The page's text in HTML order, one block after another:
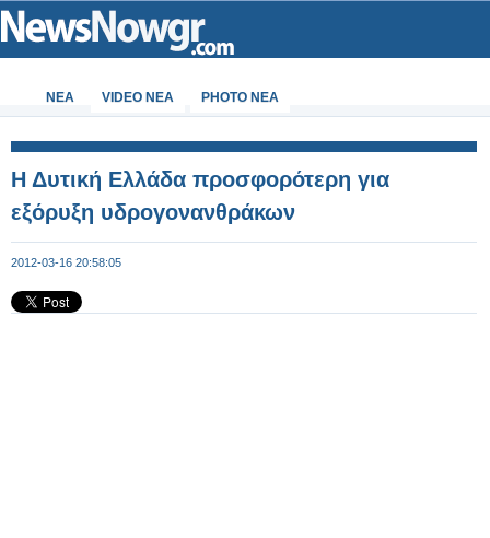
ΝΕΑ VIDEO NEA PHOTO NEA
Η Δυτική Ελλάδα προσφορότερη για
εξόρυξη υδρογονανθράκων
2012-03-16 20:58:05